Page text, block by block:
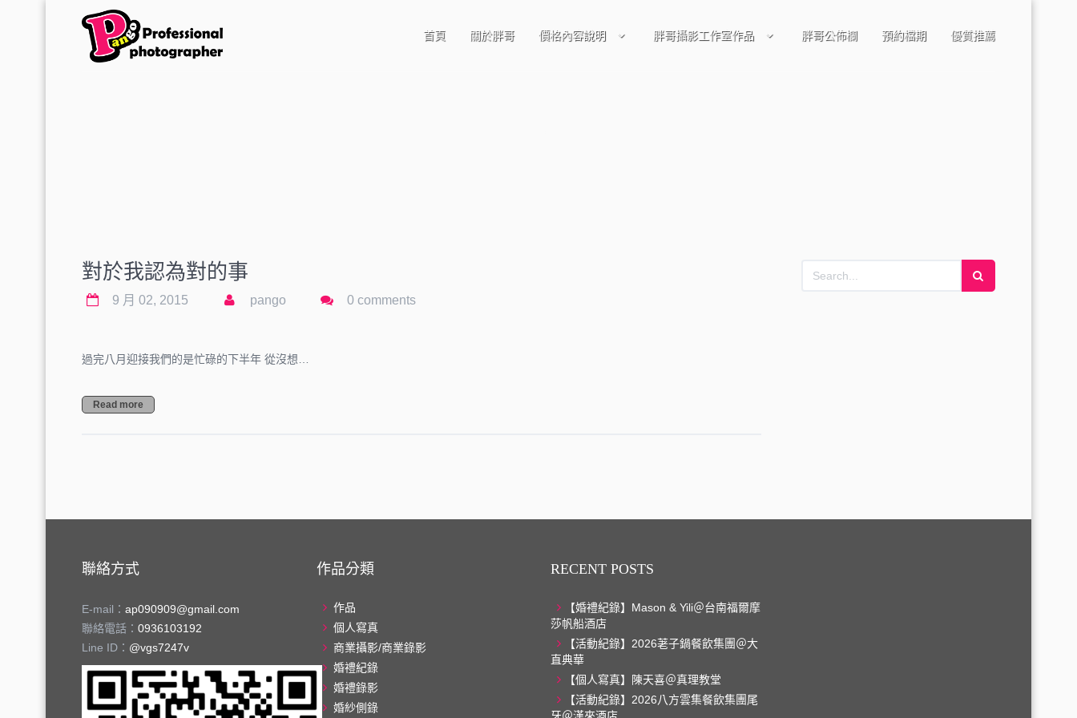
首頁 關於胖哥 價格內容說明 胖哥攝影工作室作品 胖哥公佈欄 預約檔期 優質推薦
對於我認為對的事
9 月 02, 2015 pango 0 comments
過完八月迎接我們的是忙碌的下半年 從沒想…
Read more
聯絡方式
E-mail： ap090909@gmail.com
聯絡電話： 0936103192
Line ID： @vgs7247v
作品分類
作品
個人寫真
商業攝影/商業錄影
婚禮紀錄
婚禮錄影
婚紗側錄
RECENT POSTS
【婚禮紀錄】Mason & Yili＠台南福爾摩
莎帆船酒店
【活動紀錄】2026荖子鍋餐飲集團＠大
直典華
【個人寫真】陳天喜＠真理教堂
【活動紀錄】2026八方雲集餐飲集團尾